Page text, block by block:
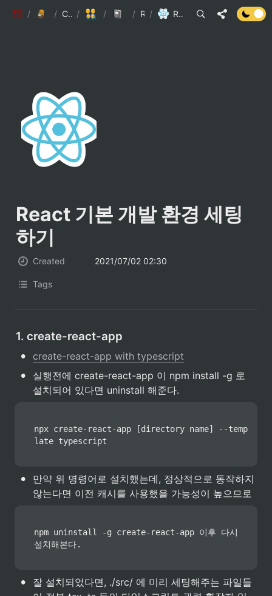
팔만코딩경
/ Personal page
/ Contributors / 5인미만사업장
/ Engineering Wiki
/ React
/ React 기본 개발 환경 세팅하기
React 기본 개발 환경 세팅
하기
Created 2021/07/02 02:30
Tags
1. create-react-app
• create-react-app with typescript
•
실행전에 create-react-app 이 npm install -g 로
설치되어 있다면 uninstall 해준다.
npx create-react-app [directory name] --temp
late typescript
•
만약 위 명령어로 설치했는데, 정상적으로 동작하지
않는다면 이전 캐시를 사용했을 가능성이 높으므로
npm uninstall -g create-react-app 이후 다시
설치해본다.
•
잘 설치되었다면, ./src/ 에 미리 세팅해주는 파일들